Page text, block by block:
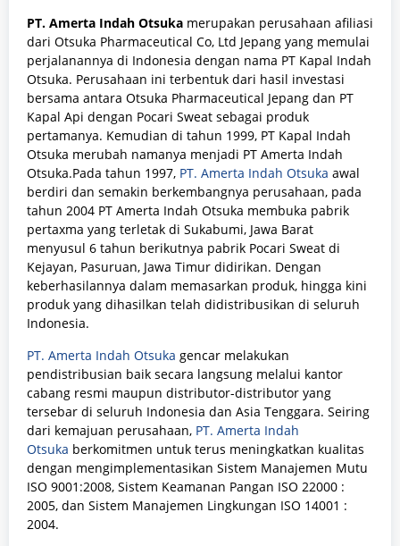
PT. Amerta Indah Otsuka merupakan perusahaan afiliasi
dari Otsuka Pharmaceutical Co, Ltd Jepang yang memulai
perjalanannya di Indonesia dengan nama PT Kapal Indah
Otsuka. Perusahaan ini terbentuk dari hasil investasi
bersama antara Otsuka Pharmaceutical Jepang dan PT
Kapal Api dengan Pocari Sweat sebagai produk
pertamanya. Kemudian di tahun 1999, PT Kapal Indah
Otsuka merubah namanya menjadi PT Amerta Indah
Otsuka.Pada tahun 1997, PT. Amerta Indah Otsuka awal
berdiri dan semakin berkembangnya perusahaan, pada
tahun 2004 PT Amerta Indah Otsuka membuka pabrik
pertaxma yang terletak di Sukabumi, Jawa Barat
menyusul 6 tahun berikutnya pabrik Pocari Sweat di
Kejayan, Pasuruan, Jawa Timur didirikan. Dengan
keberhasilannya dalam memasarkan produk, hingga kini
produk yang dihasilkan telah didistribusikan di seluruh
Indonesia.
PT. Amerta Indah Otsuka gencar melakukan
pendistribusian baik secara langsung melalui kantor
cabang resmi maupun distributor-distributor yang
tersebar di seluruh Indonesia dan Asia Tenggara. Seiring
dari kemajuan perusahaan, PT. Amerta Indah
Otsuka berkomitmen untuk terus meningkatkan kualitas
dengan mengimplementasikan Sistem Manajemen Mutu
ISO 9001:2008, Sistem Keamanan Pangan ISO 22000 :
2005, dan Sistem Manajemen Lingkungan ISO 14001 :
2004.